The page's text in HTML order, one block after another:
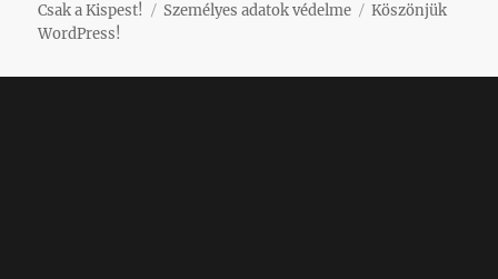
Csak a Kispest! Személyes adatok védelme
Köszönjük
WordPress!